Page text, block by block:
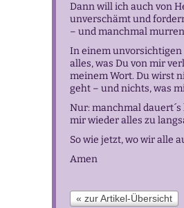
Dann will ich auch von
unverschämt und
– und manchmal
In einem unvorsichtigen
alles, was Du von mir
meinem Wort. Du wirst
geht – und nichts, was
Nur: manchmal
mir wieder alles zu
So wie jetzt, wo wir alle
Amen
« zur Artikel-Übersicht